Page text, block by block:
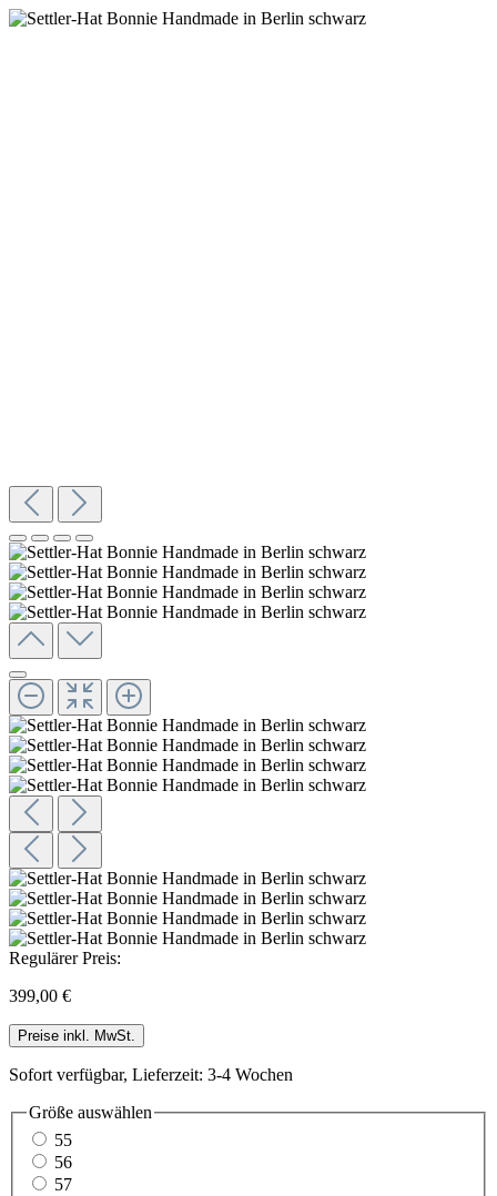
Regulärer Preis:
399,00 €
Preise inkl. MwSt.
Sofort verfügbar, Lieferzeit: 3-4 Wochen
Größe auswählen
55
56
57